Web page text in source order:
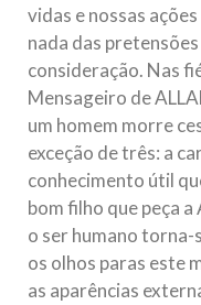
vidas e nossas
nada das
consideração. Nas
Mensageiro de
um homem morre
exceção de três: a
conhecimento útil
bom filho que peça
o ser humano torna-
os olhos paras este
as aparências